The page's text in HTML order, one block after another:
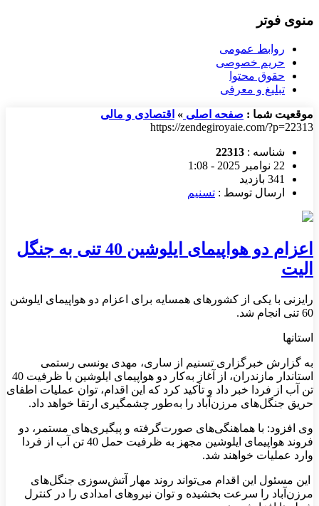
منوی فوتر
روابط عمومی
حریم خصوصی
حقوق محتوا
تبلیغ و معرفی
موقعیت شما : صفحه اصلی » اقتصادی و مالی
https://zendegiroyaie.com/?p=22313
شناسه : 22313
22 نوامبر 2025 - 1:08
341 بازدید
ارسال توسط : تسنیم
اعزام دو هواپیمای ایلوشین 40 تنی به جنگل
الیت
رایزنی با یکی از کشورهای همسایه برای اعزام دو هواپیمای ایلوشن
60 تنی انجام شد.
استانها
به گزارش خبرگزاری تسنیم از ساری، مهدی یونسی رستمی
استاندار مازندران، از آغاز به‌کار دو هواپیمای ایلوشین با ظرفیت 40
تن آب از فردا خبر داد و تأکید کرد که این اقدام، توان عملیات اطفای
حریق جنگل‌های مرزن‌آباد را به‌طور چشمگیری ارتقا خواهد داد.
وی افزود: با هماهنگی‌های صورت‌گرفته و پیگیری‌های مستمر، دو
فروند هواپیمای ایلوشین مجهز به ظرفیت حمل 40 تن آب از فردا
وارد عملیات خواهند شد.
این مسئول این اقدام می‌تواند روند مهار آتش‌سوزی جنگل‌های
مرزن‌آباد را سرعت بخشیده و توان نیروهای امدادی را در کنترل